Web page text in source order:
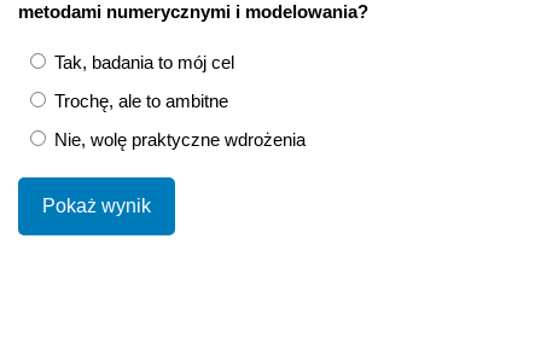
metodami numerycznymi i modelowania?
Tak, badania to mój cel
Trochę, ale to ambitne
Nie, wolę praktyczne wdrożenia
Pokaż wynik